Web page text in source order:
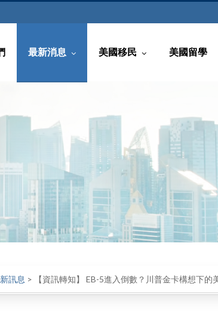
最新消息 美國移民 美國留學
訊息 > 【資訊轉知】 EB-5進入倒數？川普金卡構想下的